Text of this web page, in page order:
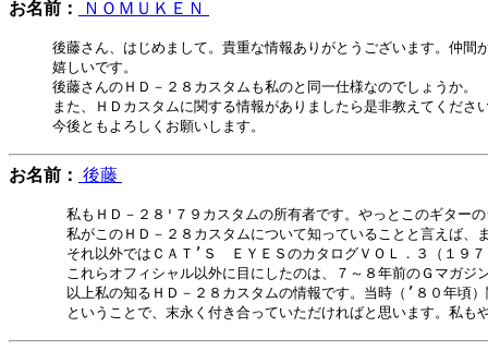
お名前： ＮＯＭＵＫＥＮ
後藤さん、はじめまして。貴重な情報ありがとうございます。仲間
嬉しいです。
後藤さんのＨＤ－２８カスタムも私のと同一仕様なのでしょうか。
また、ＨＤカスタムに関する情報がありましたら是非教えてくださ
お名前： 後藤
私もＨＤ－２８'７９カスタムの所有者です。やっとこのギター
私がこのＨＤ－２８カスタムについて知っていることと言えば、
それ以外ではＣＡＴ’Ｓ　ＥＹＥＳのカタログＶＯＬ．３（１９
これらオフィシャル以外に目にしたのは、７～８年前のＧマガジ
以上私の知るＨＤ－２８カスタムの情報です。当時（’８０年頃